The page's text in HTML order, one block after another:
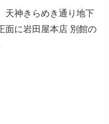
天神きらめき通り地下
面に岩田屋本店 別館の